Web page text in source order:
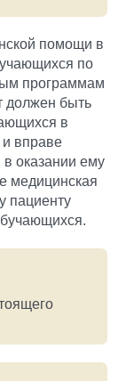
помощи в
по
программам
должен быть
в
вправе
в оказании ему
медицинская
пациенту